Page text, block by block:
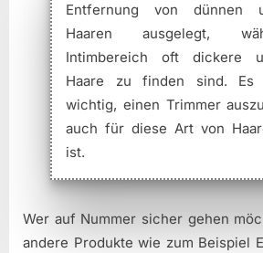
Entfernung von dünnen
Haaren ausgelegt,
Intimbereich oft dickere
Haare zu finden sind. Es
wichtig, einen Trimmer
auch für diese Art von
ist.
Wer auf Nummer sicher gehen
andere Produkte wie zum Beispiel